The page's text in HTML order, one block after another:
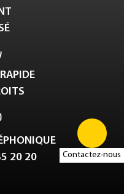
Contactez-nous
20 20